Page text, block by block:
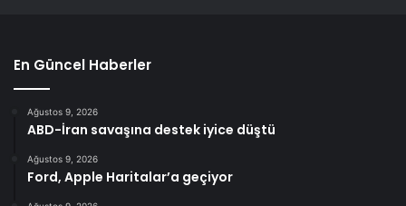
En Güncel Haberler
Ağustos 9, 2026
ABD-İran savaşına destek iyice düştü
Ağustos 9, 2026
Ford, Apple Haritalar’a geçiyor